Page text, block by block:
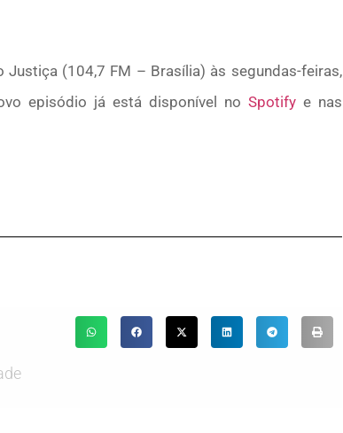
(104,7 FM – Brasília) às segundas-feiras,
episódio já está disponível no Spotifye nas